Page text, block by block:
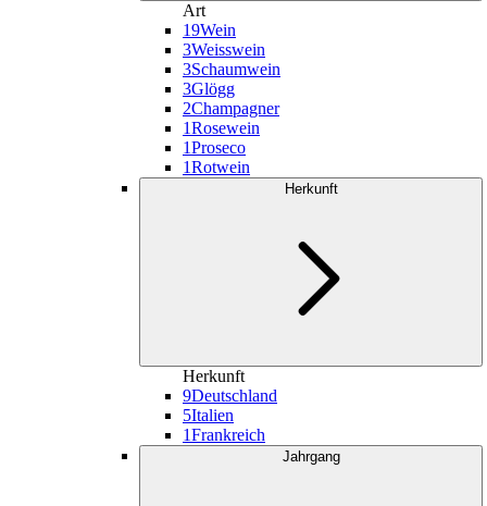
Art
19Wein
3Weisswein
3Schaumwein
3Glögg
2Champagner
1Rosewein
1Proseco
1Rotwein
Herkunft
Herkunft
9Deutschland
5Italien
1Frankreich
Jahrgang